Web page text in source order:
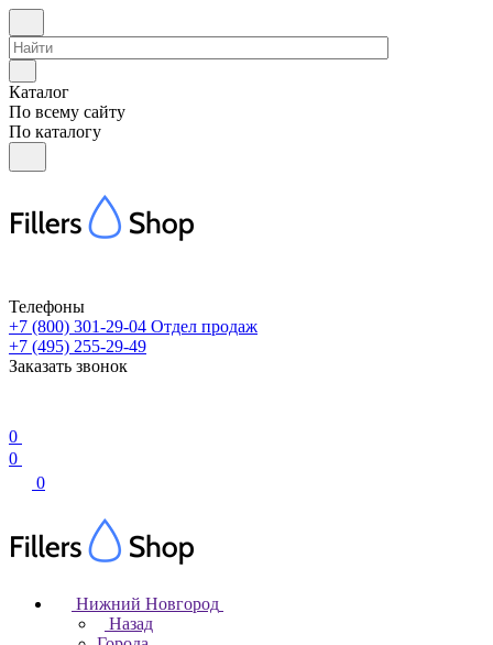
Каталог
По всему сайту
По каталогу
Телефоны
+7 (800) 301-29-04 Отдел продаж
+7 (495) 255-29-49
Заказать звонок
0
0
0
Нижний Новгород
Назад